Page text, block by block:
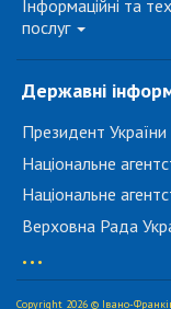
Інформаційні та
послуг
Державні
Президент України
Національне
Національне
Верховна Рада
...
Copyright 2026 © Івано-